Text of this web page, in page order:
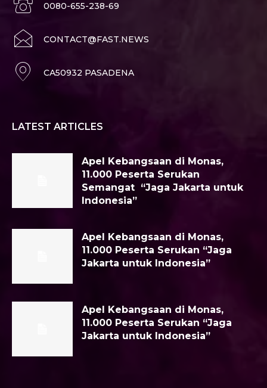
0080-655-238-69
CONTACT@FAST.NEWS
CA50932 PASADENA
LATEST ARTICLES
Apel Kebangsaan di Monas,
11.000 Peserta Serukan
Semangat “Jaga Jakarta untuk
Indonesia”
Apel Kebangsaan di Monas,
11.000 Peserta Serukan “Jaga
Jakarta untuk Indonesia”
Apel Kebangsaan di Monas,
11.000 Peserta Serukan “Jaga
Jakarta untuk Indonesia”